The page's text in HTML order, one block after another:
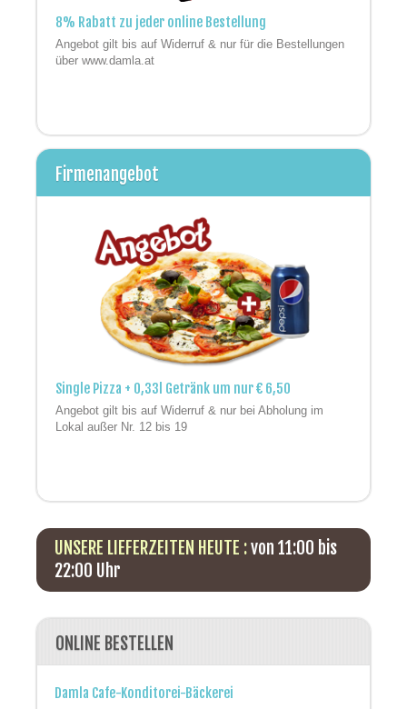
8% Rabatt zu jeder online Bestellung
Angebot gilt bis auf Widerruf & nur für die Bestellungen
über www.damla.at
Firmenangebot
Single Pizza + 0,33l Getränk um nur € 6,50
Angebot gilt bis auf Widerruf & nur bei Abholung im
Lokal außer Nr. 12 bis 19
UNSERE LIEFERZEITEN HEUTE :von 11:00 bis
22:00 Uhr
ONLINE BESTELLEN
Damla Cafe-Konditorei-Bäckerei